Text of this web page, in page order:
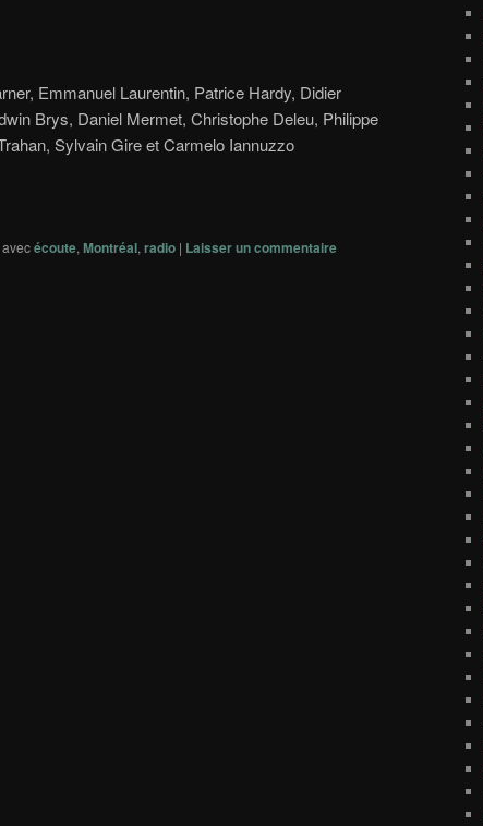
Emmanuel Laurentin, Patrice Hardy, Didier
Brys, Daniel Mermet, Christophe Deleu, Philippe
Sylvain Gire et Carmelo Iannuzzo
écoute, Montréal, radio | Laisser un commentaire